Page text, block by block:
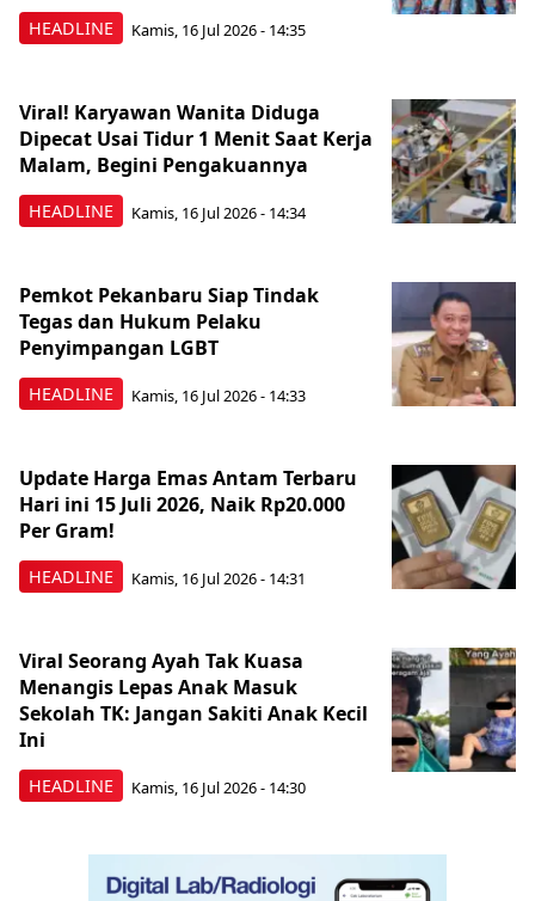
HEADLINE Kamis, 16 Jul 2026 - 14:35
HEADLINE
Viral! Karyawan Wanita Diduga
Dipecat Usai Tidur 1 Menit Saat Kerja
Malam, Begini Pengakuannya
Kamis, 16 Jul 2026 - 14:34
HEADLINE
Pemkot Pekanbaru Siap Tindak
Tegas dan Hukum Pelaku
Penyimpangan LGBT
Kamis, 16 Jul 2026 - 14:33
HEADLINE
Update Harga Emas Antam Terbaru
Hari ini 15 Juli 2026, Naik Rp20.000
Per Gram!
Kamis, 16 Jul 2026 - 14:31
HEADLINE
Viral Seorang Ayah Tak Kuasa
Menangis Lepas Anak Masuk
Sekolah TK: Jangan Sakiti Anak Kecil
Ini
Kamis, 16 Jul 2026 - 14:30